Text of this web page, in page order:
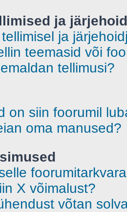
ja
ja
teemasid või
tellimusi?
on siin foorumil
oma manused?
X võimalust?
võtan